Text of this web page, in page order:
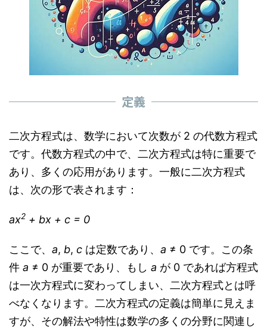
定義
二次方程式は、数学において次数が 2 の代数方程式
です。代数方程式の中で、二次方程式は特に重要で
あり、多くの応用があります。一般に二次方程式
は、次の形で表されます：
ax2 + bx + c = 0
ここで、 a, b, c は定数であり、 a ≠ 0 です。この条
件 a ≠ 0 が重要であり、もし a が 0 であれば方程式
は一次方程式に変わってしまい、二次方程式とは呼
べなくなります。二次方程式の定義は簡単に見えま
すが、その解法や特性は数学の多くの分野に関連し